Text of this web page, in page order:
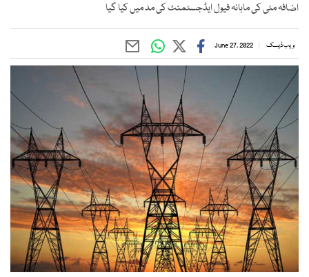
اضافہ مئی کی ماہانہ فیول ایڈجسٹمنٹ کی مد میں کیا گیا
ویب ڈیسک June 27, 2022